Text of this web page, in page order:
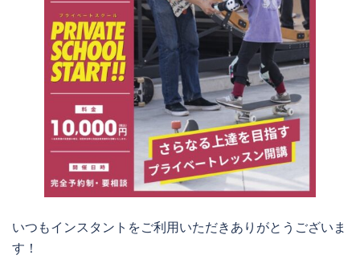
いつもインスタントをご利用いただきありがとうございま
す！